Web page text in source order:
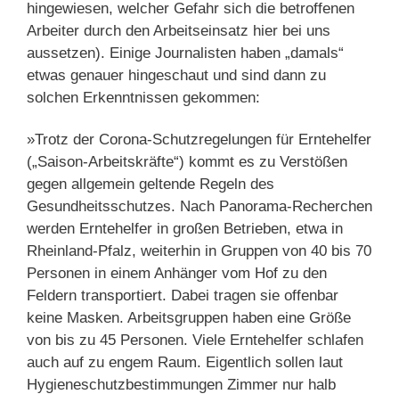
hingewiesen, welcher Gefahr sich die betroffenen
Arbeiter durch den Arbeitseinsatz hier bei uns
aussetzen). Einige Journalisten haben „damals“
etwas genauer hingeschaut und sind dann zu
solchen Erkenntnissen gekommen:
»Trotz der Corona-Schutzregelungen für Erntehelfer
(„Saison-Arbeitskräfte“) kommt es zu Verstößen
gegen allgemein geltende Regeln des
Gesundheitsschutzes. Nach Panorama-Recherchen
werden Erntehelfer in großen Betrieben, etwa in
Rheinland-Pfalz, weiterhin in Gruppen von 40 bis 70
Personen in einem Anhänger vom Hof zu den
Feldern transportiert. Dabei tragen sie offenbar
keine Masken. Arbeitsgruppen haben eine Größe
von bis zu 45 Personen. Viele Erntehelfer schlafen
auch auf zu engem Raum. Eigentlich sollen laut
Hygieneschutzbestimmungen Zimmer nur halb